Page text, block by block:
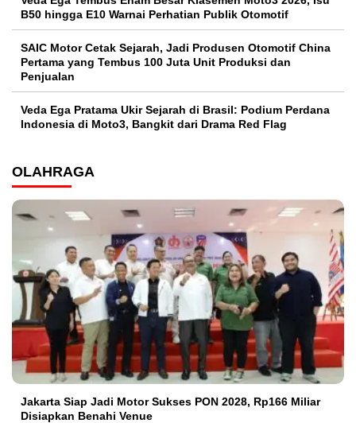
B50 hingga E10 Warnai Perhatian Publik Otomotif
SAIC Motor Cetak Sejarah, Jadi Produsen Otomotif China
Pertama yang Tembus 100 Juta Unit Produksi dan
Penjualan
Veda Ega Pratama Ukir Sejarah di Brasil: Podium Perdana
Indonesia di Moto3, Bangkit dari Drama Red Flag
OLAHRAGA
Jakarta Siap Jadi Motor Sukses PON 2028, Rp166 Miliar
Disiapkan Benahi Venue